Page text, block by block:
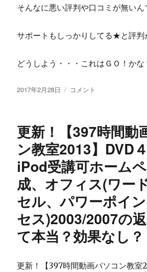
秒
れ
ス
リ
タ
ー
ン
を
実
現！！
の
口
コ
ミ
と
容
そんなに悪い評判や口コミが無いん
サポートもしっかりしてる★と評判
どうしよう・・・これはＧＯ！かな
投
2017年2月28日
松
の
ア
メ
ブ
ロ
[超]
カ
ス
タ
マ
イ
ズ
メ
コメント
更新！【397時間動
ン教室2013】DVD
iPod受講可ホーム
成、オフィス(ワー
セル、パワーポイ
セス)2003/2007の
て本当？効果なし？
更新！【397時間動画パソコン教室